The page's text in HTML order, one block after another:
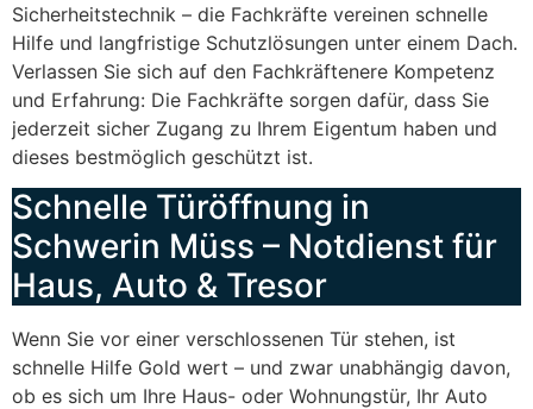
Sicherheitstechnik – die Fachkräfte vereinen schnelle
Hilfe und langfristige Schutzlösungen unter einem Dach.
Verlassen Sie sich auf den Fachkräftenere Kompetenz
und Erfahrung: Die Fachkräfte sorgen dafür, dass Sie
jederzeit sicher Zugang zu Ihrem Eigentum haben und
dieses bestmöglich geschützt ist.
Schnelle Türöffnung in
Schwerin Müss – Notdienst für
Haus, Auto & Tresor
Wenn Sie vor einer verschlossenen Tür stehen, ist
schnelle Hilfe Gold wert – und zwar unabhängig davon,
ob es sich um Ihre Haus- oder Wohnungstür, Ihr Auto